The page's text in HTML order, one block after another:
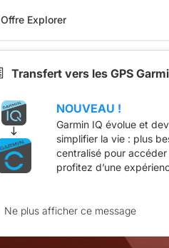
Offre Explorer
Transfert vers les GPS
NOUVEAU !
Garmin IQ évolue et
simplifier la vie : plus
centralisé pour
profitez d’une
Ne plus afficher ce message